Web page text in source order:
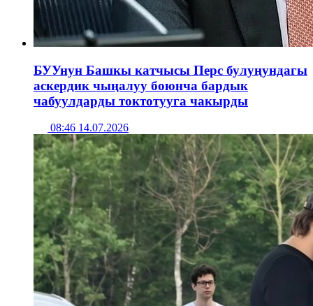
БУУнун Башкы катчысы Перс булуңундагы
аскердик чыңалуу боюнча бардык
чабуулдарды токтотууга чакырды
08:46 14.07.2026